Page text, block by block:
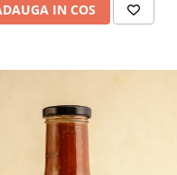
IN COS